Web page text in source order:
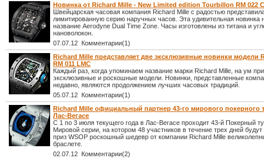
Новинка от Richard Mille - New Limited edition Tourbillon RM 022
Швейцарская часовая компания Richard Mille с радостью
лимитированную серию наручных часов. Эта удивительная новинка
название Aerodyne Dual Time Zone. Часы изготовлены из титана и
нановолокон.
07.07.12 Комментарии(1)
Richard Mille представляет две эксклюзивные новинки модели
RM 011 LMC
Каждый раз, когда упоминаем название марки Richard Mille, на ум
эксклюзивные и роскошные модели. Новинки, представленные
недавно, являются продолжением лучших часовых традиций.
05.07.12 Комментарии(1)
Richard Mille официальный партнер 43-го мирового покерного
Лас-Вегасе
С 1 по 3 июля текущего года в Лас-Вегасе проходит 43-й Покерный
Мировой серии, на котором 48 участников в течение трех дней будут
приз WSOP роскошный шедевр от компании Richard Mille
браслете.
02.07.12 Комментарии(2)